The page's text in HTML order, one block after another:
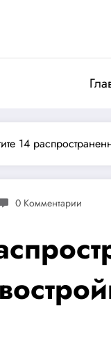
14
0 Комментарии